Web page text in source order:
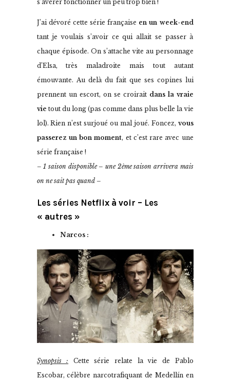
s’avérer fonctionner un peu trop bien !
J’ai dévoré cette série française en un week-end
tant je voulais s’avoir ce qui allait se passer à
chaque épisode. On s’attache vite au personnage
d’Elsa, très maladroite mais tout autant
émouvante. Au delà du fait que ses copines lui
prennent un escort, on se croirait dans la vraie
vie tout du long (pas comme dans plus belle la vie
lol). Rien n’est surjoué ou mal joué. Foncez, vous
passerez un bon moment, et c’est rare avec une
série française !
– 1 saison disponible – une 2ème saison arrivera mais
on ne sait pas quand –
Les séries Netflix à voir – Les
« autres »
Narcos :
Synopsis : Cette série relate la vie de Pablo
Escobar, célèbre narcotrafiquant de Medellín en